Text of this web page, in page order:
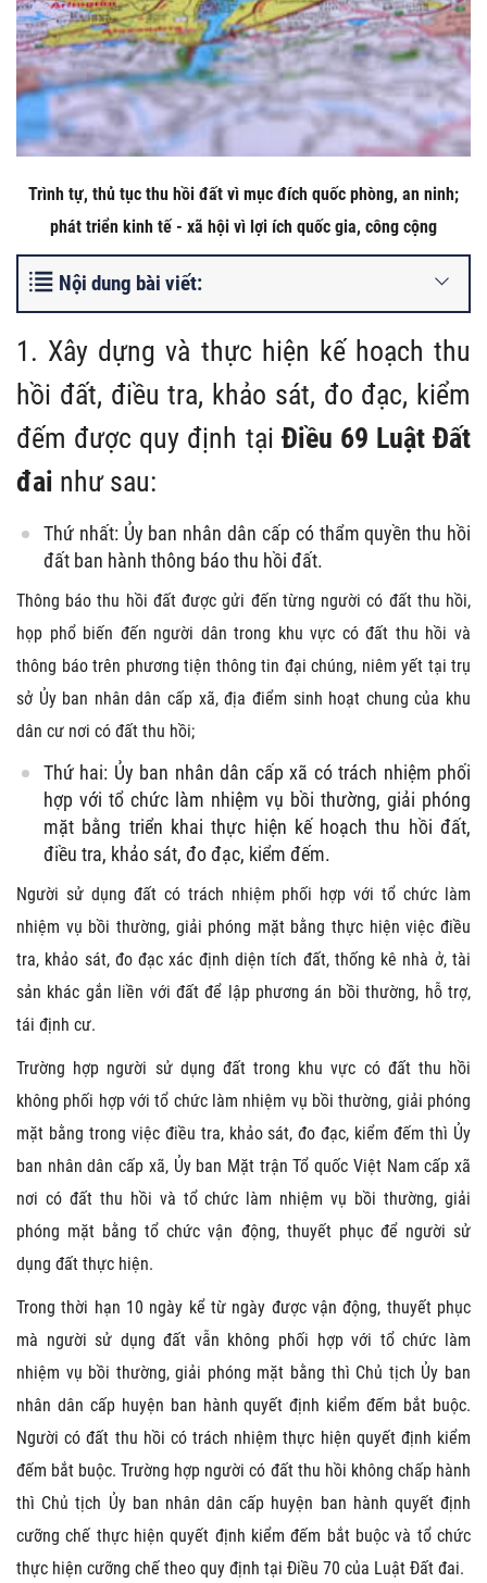
Trình tự, thủ tục thu hồi đất vì mục đích quốc phòng, an ninh;
phát triển kinh tế - xã hội vì lợi ích quốc gia, công cộng
Nội dung bài viết:
1. Xây dựng và thực hiện kế hoạch thu
hồi đất, điều tra, khảo sát, đo đạc, kiểm
đếm được quy định tạiĐiều 69 Luật Đất
đai như sau:
Thứ nhất: Ủy ban nhân dân cấp có thẩm quyền thu hồi
đất ban hành thông báo thu hồi đất.
Thông báo thu hồi đất được gửi đến từng người có đất thu hồi,
họp phổ biến đến người dân trong khu vực có đất thu hồi và
thông báo trên phương tiện thông tin đại chúng, niêm yết tại trụ
sở Ủy ban nhân dân cấp xã, địa điểm sinh hoạt chung của khu
dân cư nơi có đất thu hồi;
Thứ hai: Ủy ban nhân dân cấp xã có trách nhiệm phối
hợp với tổ chức làm nhiệm vụ bồi thường, giải phóng
mặt bằng triển khai thực hiện kế hoạch thu hồi đất,
điều tra, khảo sát, đo đạc, kiểm đếm.
Người sử dụng đất có trách nhiệm phối hợp với tổ chức làm
nhiệm vụ bồi thường, giải phóng mặt bằng thực hiện việc điều
tra, khảo sát, đo đạc xác định diện tích đất, thống kê nhà ở, tài
sản khác gắn liền với đất để lập phương án bồi thường, hỗ trợ,
tái định cư.
Trường hợp người sử dụng đất trong khu vực có đất thu hồi
không phối hợp với tổ chức làm nhiệm vụ bồi thường, giải phóng
mặt bằng trong việc điều tra, khảo sát, đo đạc, kiểm đếm thì Ủy
ban nhân dân cấp xã, Ủy ban Mặt trận Tổ quốc Việt Nam cấp xã
nơi có đất thu hồi và tổ chức làm nhiệm vụ bồi thường, giải
phóng mặt bằng tổ chức vận động, thuyết phục để người sử
dụng đất thực hiện.
Trong thời hạn 10 ngày kể từ ngày được vận động, thuyết phục
mà người sử dụng đất vẫn không phối hợp với tổ chức làm
nhiệm vụ bồi thường, giải phóng mặt bằng thì Chủ tịch Ủy ban
nhân dân cấp huyện ban hành quyết định kiểm đếm bắt buộc.
Người có đất thu hồi có trách nhiệm thực hiện quyết định kiểm
đếm bắt buộc. Trường hợp người có đất thu hồi không chấp hành
thì Chủ tịch Ủy ban nhân dân cấp huyện ban hành quyết định
cưỡng chế thực hiện quyết định kiểm đếm bắt buộc và tổ chức
thực hiện cưỡng chế theo quy định tại Điều 70 của Luật Đất đai.